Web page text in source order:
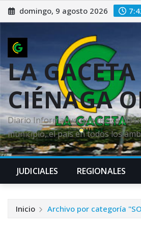
Saltar
al
domingo, 9 agosto 2026
LA GACETA
CIÉNAGA
Diario Informativo que busca
municipio, el país en todos los
JUDICIALES REGIONALES
Inicio Archivo por categoría